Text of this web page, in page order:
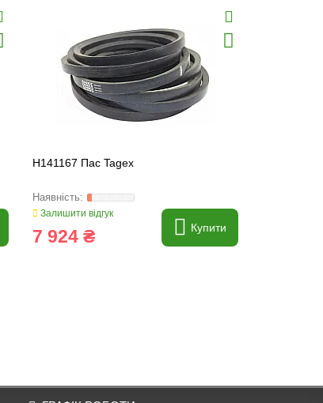
H141167 Пас Tagex
Залишити відгук
7 924 ₴ Купити